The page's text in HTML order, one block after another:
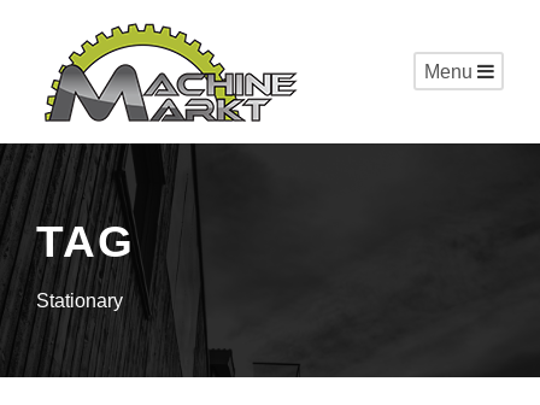
Menu
TAG
Stationary